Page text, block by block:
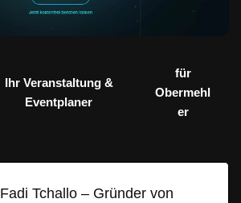
Ihr Veranstaltung &
Eventplaner
für
Obermehl
er
Fadi Tchallo – Gründer von